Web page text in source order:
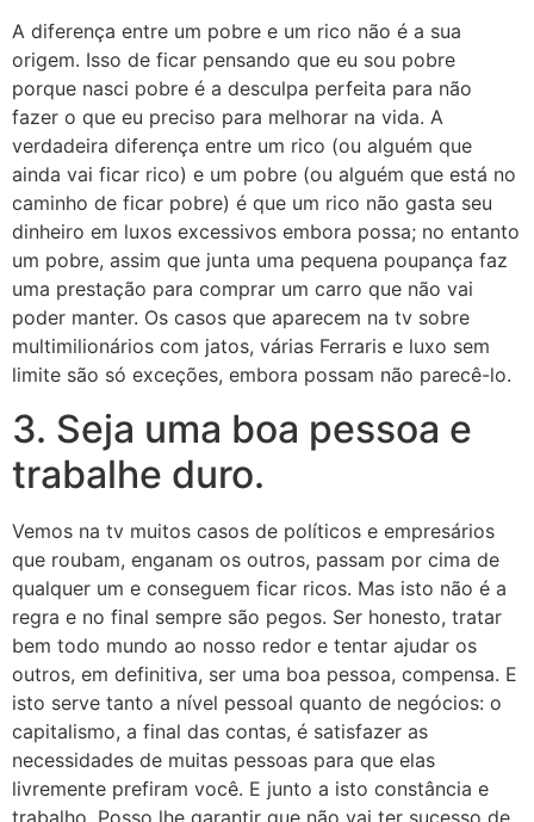
A diferença entre um pobre e um rico não é a sua
origem. Isso de ficar pensando que eu sou pobre
porque nasci pobre é a desculpa perfeita para não
fazer o que eu preciso para melhorar na vida. A
verdadeira diferença entre um rico (ou alguém que
ainda vai ficar rico) e um pobre (ou alguém que está no
caminho de ficar pobre) é que um rico não gasta seu
dinheiro em luxos excessivos embora possa; no entanto
um pobre, assim que junta uma pequena poupança faz
uma prestação para comprar um carro que não vai
poder manter. Os casos que aparecem na tv sobre
multimilionários com jatos, várias Ferraris e luxo sem
limite são só exceções, embora possam não parecê-lo.
3. Seja uma boa pessoa e
trabalhe duro.
Vemos na tv muitos casos de políticos e empresários
que roubam, enganam os outros, passam por cima de
qualquer um e conseguem ficar ricos. Mas isto não é a
regra e no final sempre são pegos. Ser honesto, tratar
bem todo mundo ao nosso redor e tentar ajudar os
outros, em definitiva, ser uma boa pessoa, compensa. E
isto serve tanto a nível pessoal quanto de negócios: o
capitalismo, a final das contas, é satisfazer as
necessidades de muitas pessoas para que elas
livremente prefiram você. E junto a isto constância e
trabalho. Posso lhe garantir que não vai ter sucesso de